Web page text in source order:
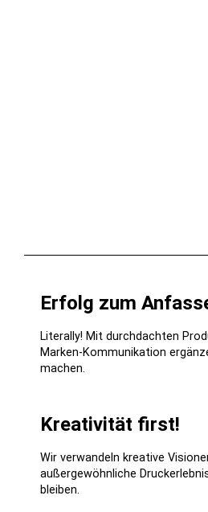
Erfolg zum
Literally! Mit durchdachten
Marken-Kommunikation
machen.
Kreativität first!
Wir verwandeln kreative
außergewöhnliche
bleiben.